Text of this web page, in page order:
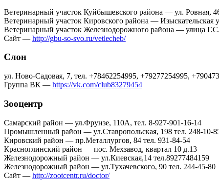
Ветеринарный участок Куйбышевского района — ул. Ровная,
Ветеринарный участок Кировского района — Изыскательская
Ветеринарный участок Железнодорожного района — улица
Сайт — http://gbu-so-svo.ru/vetlecheb/
Слон
ул. Ново-Садовая, 7, тел. +78462254995, +79277254995,
Группа ВК — https://vk.com/club83279454
Зооцентр
Самарский район — ул.Фрунзе, 110А, тел. 8-927-901-16-14
Промышленный район — ул.Ставропольская, 198 тел. 248-10-
Кировский район — пр.Металлургов, 84 тел. 931-84-54
Красноглинский район — пос. Мехзавод, квартал 10 д.13
Железнодорожный район — ул.Киевская,14 тел.89277484159
Железнодорожный район — ул.Тухачевского, 90 тел. 244-45-80
Сайт — http://zootcentr.ru/doctor/